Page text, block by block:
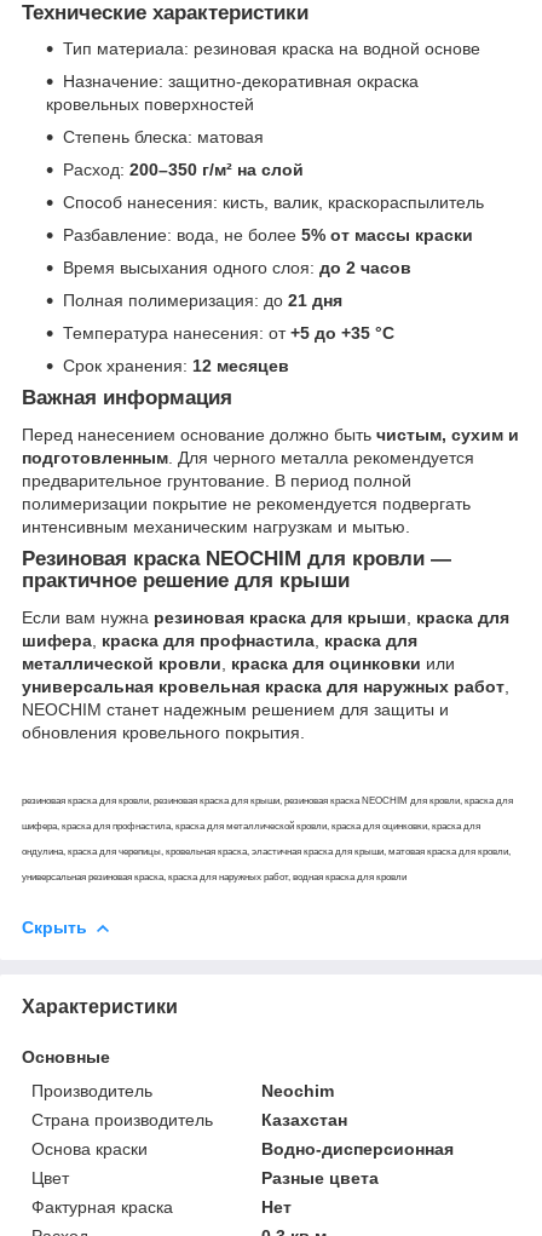
Технические характеристики
Тип материала: резиновая краска на водной основе
Назначение: защитно-декоративная окраска
кровельных поверхностей
Степень блеска: матовая
Расход: 200–350 г/м² на слой
Способ нанесения: кисть, валик, краскораспылитель
Разбавление: вода, не более 5% от массы краски
Время высыхания одного слоя: до 2 часов
Полная полимеризация: до 21 дня
Температура нанесения: от+5 до +35 °C
Срок хранения: 12 месяцев
Важная информация
Перед нанесением основание должно быть чистым, сухим и
подготовленным. Для черного металла рекомендуется
предварительное грунтование. В период полной
полимеризации покрытие не рекомендуется подвергать
интенсивным механическим нагрузкам и мытью.
Резиновая краска NEOCHIM для кровли —
практичное решение для крыши
Если вам нужна резиновая краска для крыши
краска для
шифера краска для профнастила краска для
металлической кровли
краска для оцинковки или
универсальная кровельная краска для наружных работ
NEOCHIM станет надежным решением для защиты и
обновления кровельного покрытия.
резиновая краска для кровли, резиновая краска для крыши, резиновая краска NEOCHIM для кровли, краска для
шифера, краска для профнастила, краска для металлической кровли, краска для оцинковки, краска для
ондулина, краска для черепицы, кровельная краска, эластичная краска для крыши, матовая краска для кровли,
универсальная резиновая краска, краска для наружных работ, водная краска для кровли
Скрыть
Характеристики
Основные
Производитель
Neochim
Страна производитель
Казахстан
Основа краски
Водно-дисперсионная
Цвет
Разные цвета
Фактурная краска
Нет